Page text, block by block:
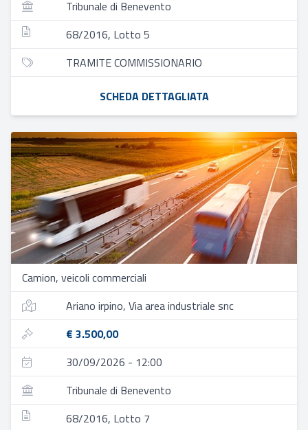
Tribunale di Benevento
68/2016, Lotto 5
TRAMITE COMMISSIONARIO
SCHEDA DETTAGLIATA
Camion, veicoli commerciali
Ariano irpino, Via area industriale snc
€ 3.500,00
30/09/2026 - 12:00
Tribunale di Benevento
68/2016, Lotto 7